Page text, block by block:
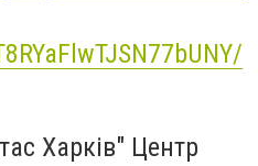
Харків" Центр